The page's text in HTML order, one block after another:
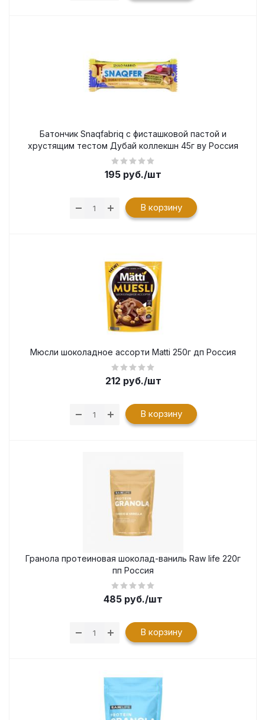
Батончик Snaqfabriq с фисташковой пастой и
хрустящим тестом Дубай коллекшн 45г ву Россия
195 руб./шт
В корзину
Мюсли шоколадное ассорти Matti 250г дп Россия
212 руб./шт
В корзину
Гранола протеиновая шоколад-ваниль Raw life 220г
пп Россия
485 руб./шт
В корзину